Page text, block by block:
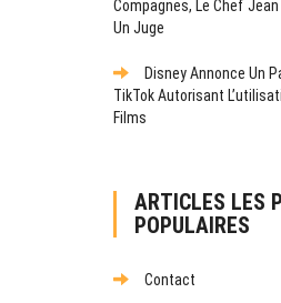
Compagnes, Le Chef
Un Juge
Disney Annonce Un
TikTok Autorisant
Films
ARTICLES LES
POPULAIRES
Contact